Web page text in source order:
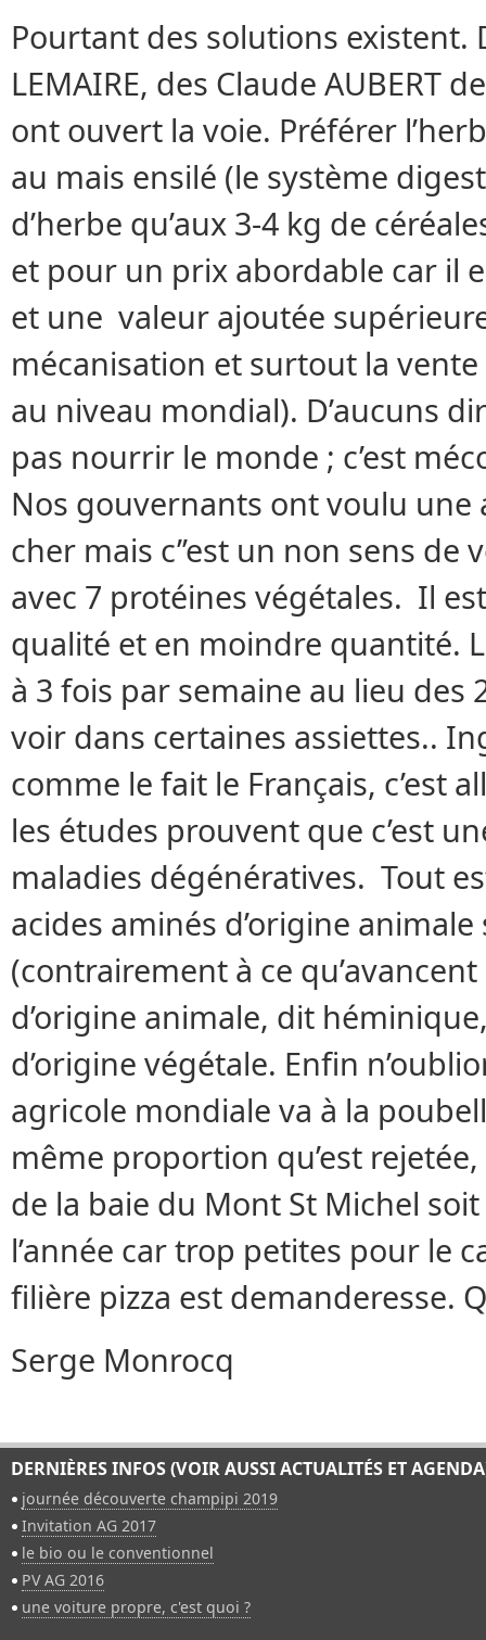
Pourtant des solutions existent.
LEMAIRE, des Claude AUBERT
ont ouvert la voie. Préférer
au mais ensilé (le système
d’herbe qu’aux 3-4 kg de
et pour un prix abordable car il
et une valeur ajoutée
mécanisation et surtout la
au niveau mondial). D’aucuns
pas nourrir le monde ; c’est
Nos gouvernants ont voulu
cher mais c’’est un non sens
avec 7 protéines végétales. Il
qualité et en moindre quantité.
à 3 fois par semaine au lieu des
voir dans certaines assiettes..
comme le fait le Français, c’est
les études prouvent que c’est
maladies dégénératives. Tout
acides aminés d’origine
(contrairement à ce
d’origine animale, dit
d’origine végétale. Enfin
agricole mondiale va à la
même proportion qu’est
de la baie du Mont St Michel
l’année car trop petites pour le
filière pizza est demanderesse.
Serge Monrocq
DERNIÈRES INFOS (VOIR AUSSI ACTUALITÉS ET
journée découverte champipi 2019
Invitation AG 2017
le bio ou le conventionnel
PV AG 2016
une voiture propre, c'est quoi ?